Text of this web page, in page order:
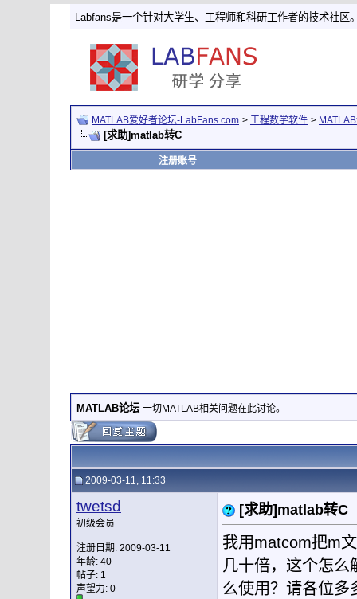
Labfans是一个针对大学生、工程师和科研工作者的技术社区
MATLAB爱好者论坛-LabFans.com > 工程数学软件 >
[求助]matlab转C
注册账号
MATLAB论坛 一切MATLAB相关问题在此讨论。
2009-03-11, 11:33
twetsd
初级会员
注册日期: 2009-03-11
年龄: 40
帖子: 1
声望力: 0
[求助]matlab转C
我用matcom把m
几十倍，这个怎么
么使用？请各位多